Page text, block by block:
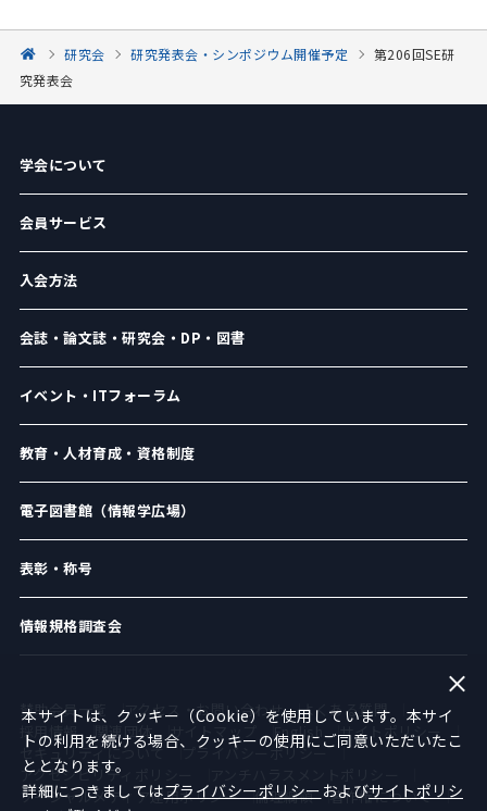
研究会 研究発表会・シンポジウム開催予定
第206回SE研
究発表会
学会について
会員サービス
入会方法
会誌・論文誌・研究会・DP・図書
イベント・ITフォーラム
教育・人材育成・資格制度
電子図書館（情報学広場）
表彰・称号
情報規格調査会
賛助会員一覧 アクセス・お問い合わせ
よくある質問
採用情報
関連団体 サイトマップ English
サイトポリシー
セキュリティについて
プライバシーポリシー
アクセシビリティポリシー
ソーシャルメディア運用ポリシー
倫理綱領
著作権について
本サイトは、クッキー（Cookie）を使用しています。本サイ
トの利用を続ける場合、クッキーの使用にご同意いただいたこ
ととなります。
詳細につきましてはプライバシーポリシー およびサイトポリシ